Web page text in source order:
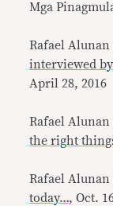
Mga
Rafael
interviewed
April 28, 2016
Rafael
the right
Rafael
today…, Oct.